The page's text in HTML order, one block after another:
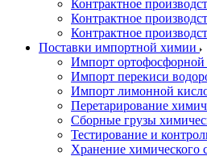
Контрактное
Контрактное
Контрактное
Поставки импортной химии
Импорт ортофосфорной
Импорт перекиси
Импорт лимонной
Перетарирование
Сборные грузы
Тестирование и
Хранение химического